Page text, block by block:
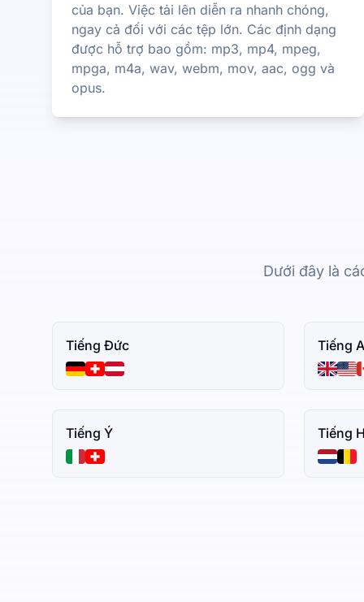
của bạn. Việc tải lên diễn ra nhanh chóng,
ngay cả đối với các tệp lớn. Các định dạng
được hỗ trợ bao gồm: mp3, mp4, mpeg,
mpga, m4a, wav, webm, mov, aac, ogg và
opus.
Dưới đây là
Tiếng Đức Tiếng
Tiếng Ý Tiếng